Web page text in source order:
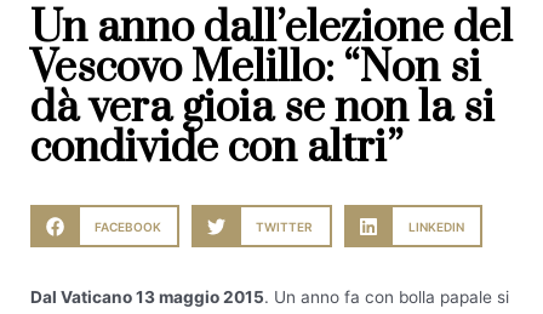
Un anno dall’elezione del
Vescovo Melillo: “Non si
dà vera gioia se non la si
condivide con altri”
FACEBOOK TWITTER LINKEDIN
Dal Vaticano 13 maggio 2015. Un anno fa con bolla papale si